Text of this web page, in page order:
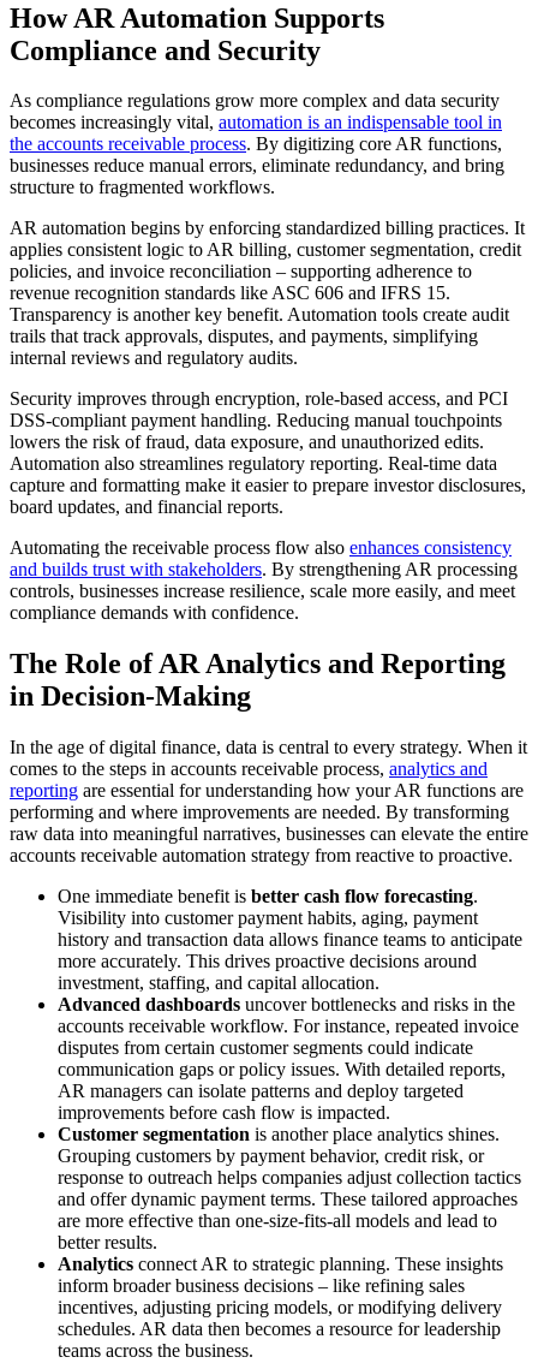
How AR Automation Supports
Compliance and Security
As compliance regulations grow more complex and data security
becomes increasingly vital, automation is an indispensable tool in
the accounts receivable process. By digitizing core AR functions,
businesses reduce manual errors, eliminate redundancy, and bring
structure to fragmented workflows.
AR automation begins by enforcing standardized billing practices. It
applies consistent logic to AR billing, customer segmentation, credit
policies, and invoice reconciliation – supporting adherence to
revenue recognition standards like ASC 606 and IFRS 15.
Transparency is another key benefit. Automation tools create audit
trails that track approvals, disputes, and payments, simplifying
internal reviews and regulatory audits.
Security improves through encryption, role-based access, and PCI
DSS-compliant payment handling. Reducing manual touchpoints
lowers the risk of fraud, data exposure, and unauthorized edits.
Automation also streamlines regulatory reporting. Real-time data
capture and formatting make it easier to prepare investor disclosures,
board updates, and financial reports.
Automating the receivable process flow also enhances consistency
and builds trust with stakeholders. By strengthening AR processing
controls, businesses increase resilience, scale more easily, and meet
compliance demands with confidence.
The Role of AR Analytics and Reporting
in Decision-Making
In the age of digital finance, data is central to every strategy. When it
comes to the steps in accounts receivable process, analytics and
reporting are essential for understanding how your AR functions are
performing and where improvements are needed. By transforming
raw data into meaningful narratives, businesses can elevate the entire
accounts receivable automation strategy from reactive to proactive.
One immediate benefit is better cash flow forecasting.
Visibility into customer payment habits, aging, payment
history and transaction data allows finance teams to anticipate
more accurately. This drives proactive decisions around
investment, staffing, and capital allocation.
Advanced dashboards uncover bottlenecks and risks in the
accounts receivable workflow. For instance, repeated invoice
disputes from certain customer segments could indicate
communication gaps or policy issues. With detailed reports,
AR managers can isolate patterns and deploy targeted
improvements before cash flow is impacted.
Customer segmentation is another place analytics shines.
Grouping customers by payment behavior, credit risk, or
response to outreach helps companies adjust collection tactics
and offer dynamic payment terms. These tailored approaches
are more effective than one-size-fits-all models and lead to
better results.
Analytics connect AR to strategic planning. These insights
inform broader business decisions – like refining sales
incentives, adjusting pricing models, or modifying delivery
schedules. AR data then becomes a resource for leadership
teams across the business.